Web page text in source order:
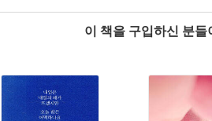
이 책을 구입하신 분